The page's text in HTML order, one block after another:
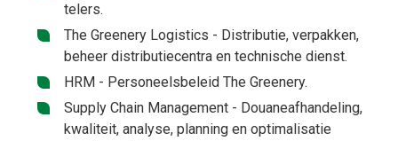
telers.
The Greenery Logistics - Distributie, verpakken,
beheer distributiecentra en technische dienst.
HRM - Personeelsbeleid The Greenery.
Supply Chain Management - Douaneafhandeling,
kwaliteit, analyse, planning en optimalisatie